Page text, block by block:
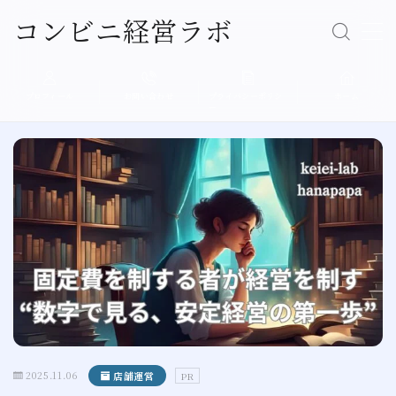
コンビニ経営ラボ
売上アップ
人材育成
店舗運営
現場エピソード
プロフィール
Follow Me
2025.11.06 店舗運営 PR